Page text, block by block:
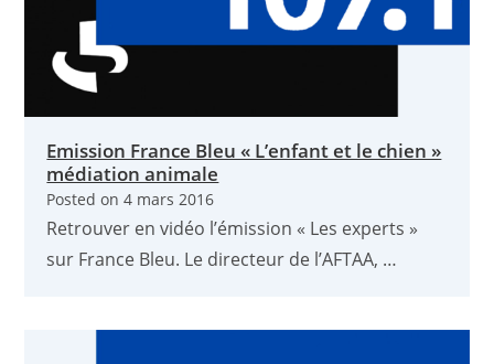
Emission France Bleu « L’enfant et le chien »
médiation animale
Posted on4 mars 2016
Retrouver en vidéo l’émission « Les experts »
sur France Bleu. Le directeur de l’AFTAA, …